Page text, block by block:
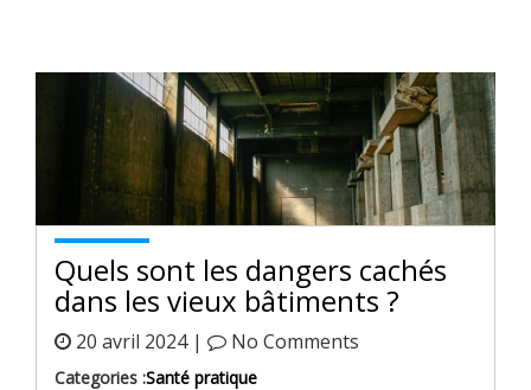
Quels sont les dangers cachés
dans les vieux bâtiments ?
20 avril 2024 | No Comments
Categories :Santé pratique